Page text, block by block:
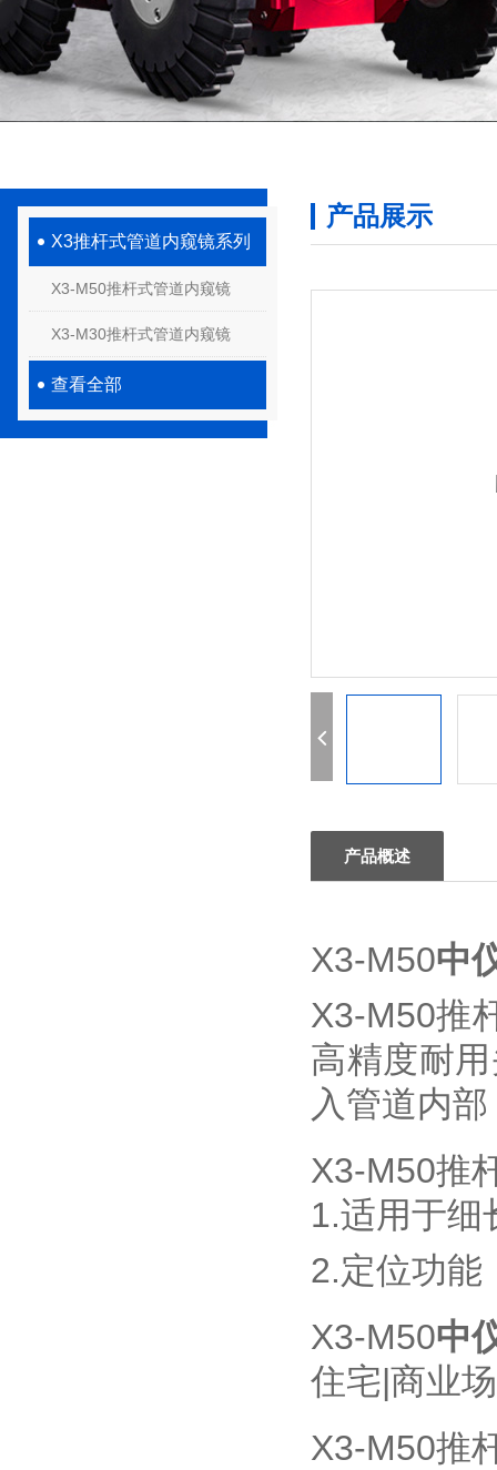
X3推杆式管道内窥镜系列
X3-M50推杆式管道内窥镜
X3-M30推杆式管道内窥镜
查看全部
产品展示
产品概述
X3-M50中
X3-M50推
高精度耐
入管道内
X3-M50推
1.适用于细
2.定位功能
X3-M50中
住宅|商业
X3-M50推